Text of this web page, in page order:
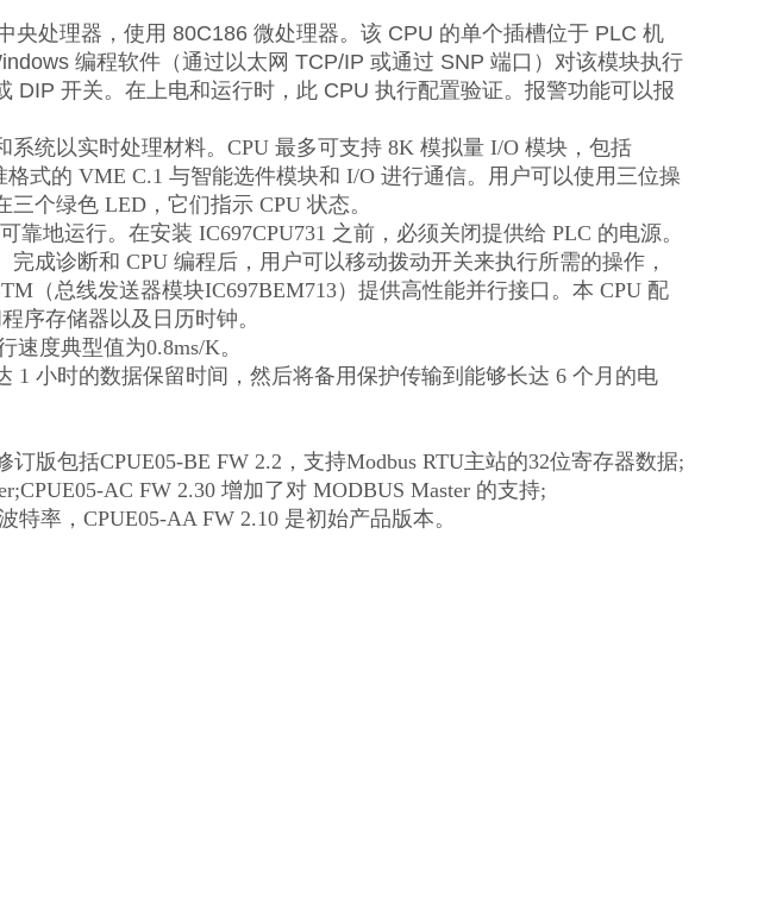
央处理器，使用 80C186 微处理器。该 CPU 的单个插槽位于 PLC 机
编程软件（通过以太网 TCP/IP 或通过 SNP 端口）对该模块执行
DIP 开关。在上电和运行时，此 CPU 执行配置验证。报警功能可以报
系统以实时处理材料。CPU 最多可支持 8K 模拟量 I/O 模块，包括
式的 VME C.1 与智能选件模块和 I/O 进行通信。用户可以使用三位操
个绿色 LED，它们指示 CPU 状态。
靠地运行。在安装 IC697CPU731 之前，必须关闭提供给 PLC 的电源。
成诊断和 CPU 编程后，用户可以移动拨动开关来执行所需的操作，
（总线发送器模块IC697BEM713）提供高性能并行接口。本 CPU 配
序存储器以及日历时钟。
度典型值为0.8ms/K。
1 小时的数据保留时间，然后将备用保护传输到能够长达 6 个月的电
版包括CPUE05-BE FW 2.2，支持Modbus RTU主站的32位寄存器数据;
AC FW 2.30 增加了对 MODBUS Master 的支持;
率，CPUE05-AA FW 2.10 是初始产品版本。